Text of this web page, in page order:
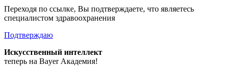
Переходя по ссылке, Вы подтверждаете, что являетесь
специалистом здравоохранения
Подтверждаю
Искусственный интеллект
теперь на Bayer Академия!